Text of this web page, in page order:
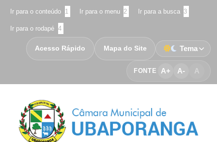
Ir para o conteúdo 1 Ir para o menu 2 Ir para a busca 3
Ir para o rodapé 4
FONTE A+ A- A
Acesso Rápido Mapa do Site Tema